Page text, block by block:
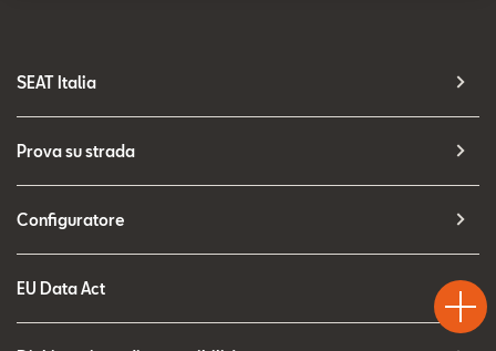
SEAT Italia
Prova su strada
Configuratore
EU Data Act
Drive
Chiama